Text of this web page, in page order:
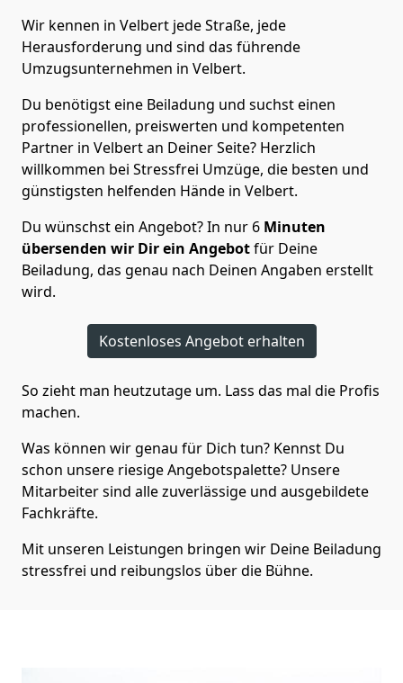
Wir kennen in Velbert jede Straße, jede
Herausforderung und sind das führende
Umzugsunternehmen in Velbert.
Du benötigst eine Beiladung und suchst einen
professionellen, preiswerten und kompetenten
Partner in Velbert an Deiner Seite? Herzlich
willkommen bei Stressfrei Umzüge, die besten und
günstigsten helfenden Hände in Velbert.
Du wünschst ein Angebot? In nur 6 Minuten
übersenden wir Dir ein Angebotfür Deine
Beiladung, das genau nach Deinen Angaben erstellt
wird.
Kostenloses Angebot erhalten
So zieht man heutzutage um. Lass das mal die Profis
machen.
Was können wir genau für Dich tun? Kennst Du
schon unsere riesige Angebotspalette? Unsere
Mitarbeiter sind alle zuverlässige und ausgebildete
Fachkräfte.
Mit unseren Leistungen bringen wir Deine Beiladung
stressfrei und reibungslos über die Bühne.